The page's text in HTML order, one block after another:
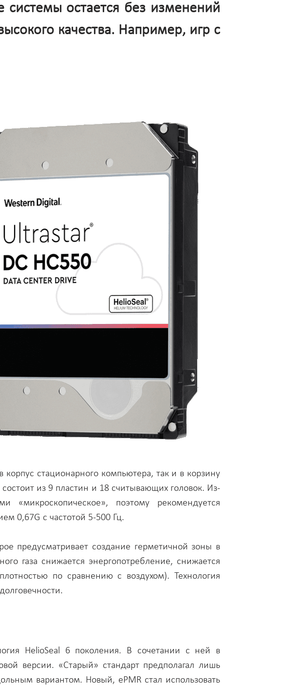
остается без изменений
качества. Например, игр с
корпус стационарного компьютера, так и в корзину
из 9 пластин и 18 считывающих головок. Из-
«микроскопическое», поэтому рекомендуется
0,67G с частотой 5-500 Гц.
предусматривает создание герметичной зоны в
газа снижается энергопотребление, снижается
по сравнению с воздухом). Технология
HelioSeal 6 поколения. В сочетании с ней в
версии. «Старый» стандарт предполагал лишь
вариантом. Новый, ePMR стал использовать